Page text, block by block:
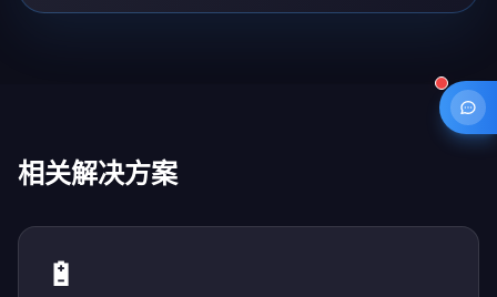
相关解决方案
🔋